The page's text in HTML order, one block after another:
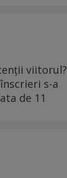
viitorul?
s-a
de 11